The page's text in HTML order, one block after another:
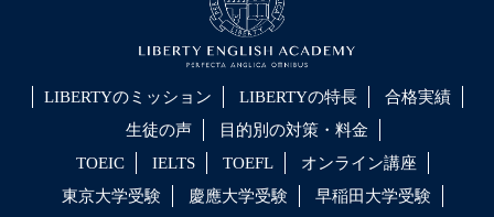
LIBERTYのミッション LIBERTYの特長
合格実績
生徒の声
目的別の対策・料金
TOEIC
IELTS TOEFL
オンライン講座
東京大学受験
慶應大学受験 早稲田大学受験